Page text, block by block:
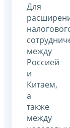
Для
между
Россией
и
Китаем,
а
также
между